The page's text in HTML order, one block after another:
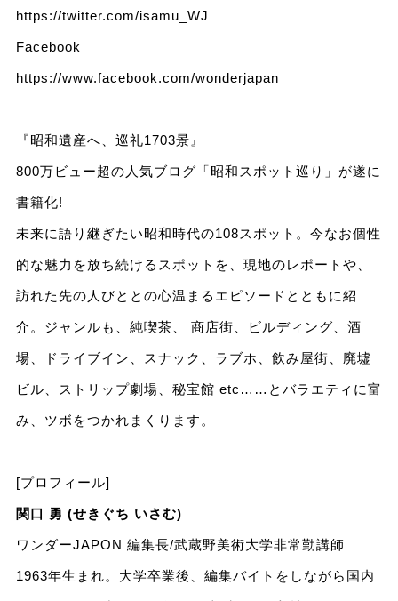
https://twitter.com/isamu_WJ
Facebook
https://www.facebook.com/wonderjapan
『昭和遺産へ、巡礼1703景』
800万ビュー超の人気ブログ「昭和スポット巡り」が遂に
書籍化!
未来に語り継ぎたい昭和時代の108スポット。今なお個性
的な魅力を放ち続けるスポットを、現地のレポートや、
訪れた先の人びととの心温まるエピソードとともに紹
介。ジャンルも、純喫茶、 商店街、ビルディング、酒
場、ドライブイン、スナック、ラブホ、飲み屋街、廃墟
ビル、ストリップ劇場、秘宝館 etc……とバラエティに富
み、ツボをつかれまくります。
[プロフィール]
関口 勇 (せきぐち いさむ)
ワンダーJAPON 編集長/武蔵野美術大学非常勤講師
1963年生まれ。大学卒業後、編集バイトをしながら国内